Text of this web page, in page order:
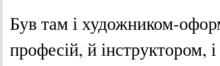
Був там іхудожником-
професій, йінструктором, і